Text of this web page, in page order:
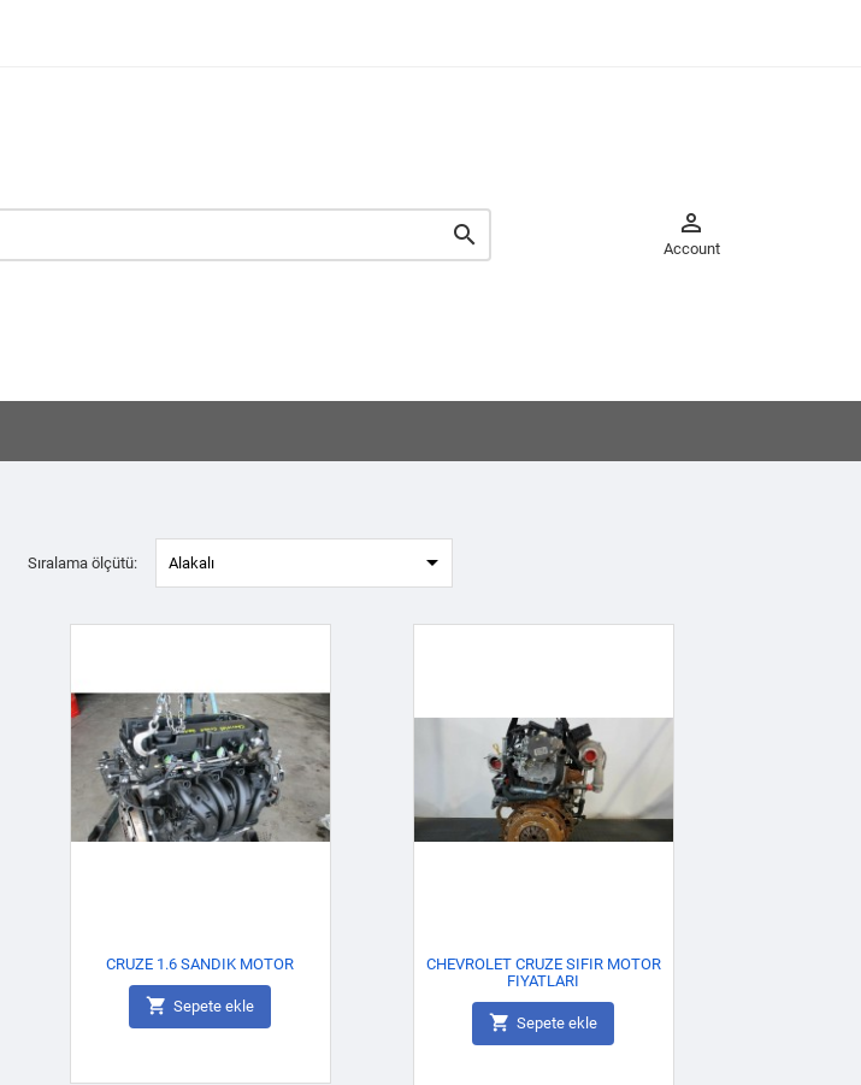
 
Account
Sıralama ölçütü: Alakalı 
CRUZE 1.6 SANDIK MOTOR
 Sepete ekle
CHEVROLET CRUZE SIFIR MOTOR
FIYATLARI
 Sepete ekle